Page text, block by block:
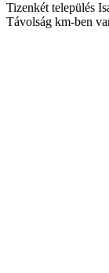
Tizenkét település
Távolság km-ben